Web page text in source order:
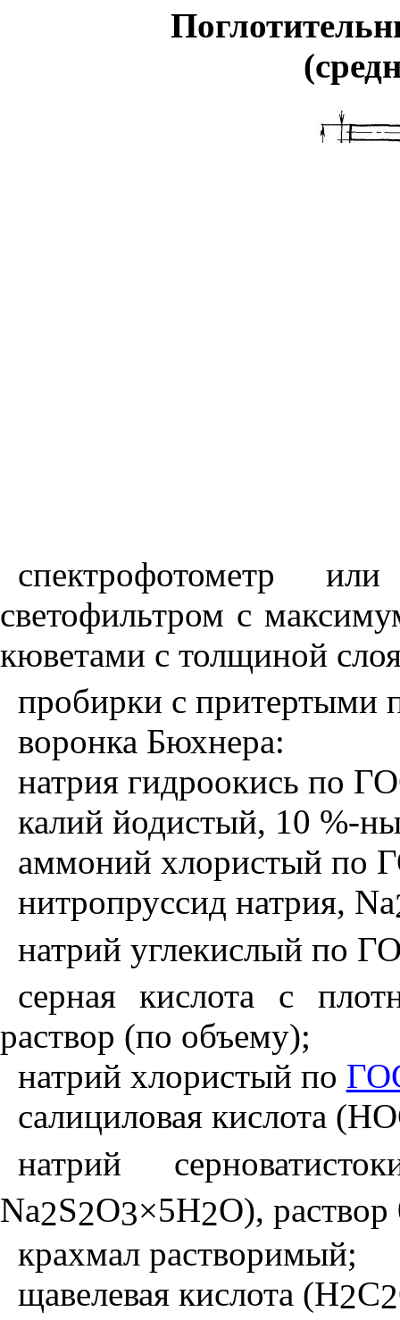
спектрофотометр
светофильтром с
кюветами с толщиной
пробирки с притертыми
воронка Бюхнера:
натрия гидроокись по
калий йодистый, 10 %-
аммоний хлористый по
нитропруссид натрия, Na
натрий углекислый по
серная кислота с
раствор (по объему);
натрий хлористый по
салициловая кислота
натрий
Na2S2O3×5H2O),
крахмал растворимый;
щавелевая кислота (H2C2